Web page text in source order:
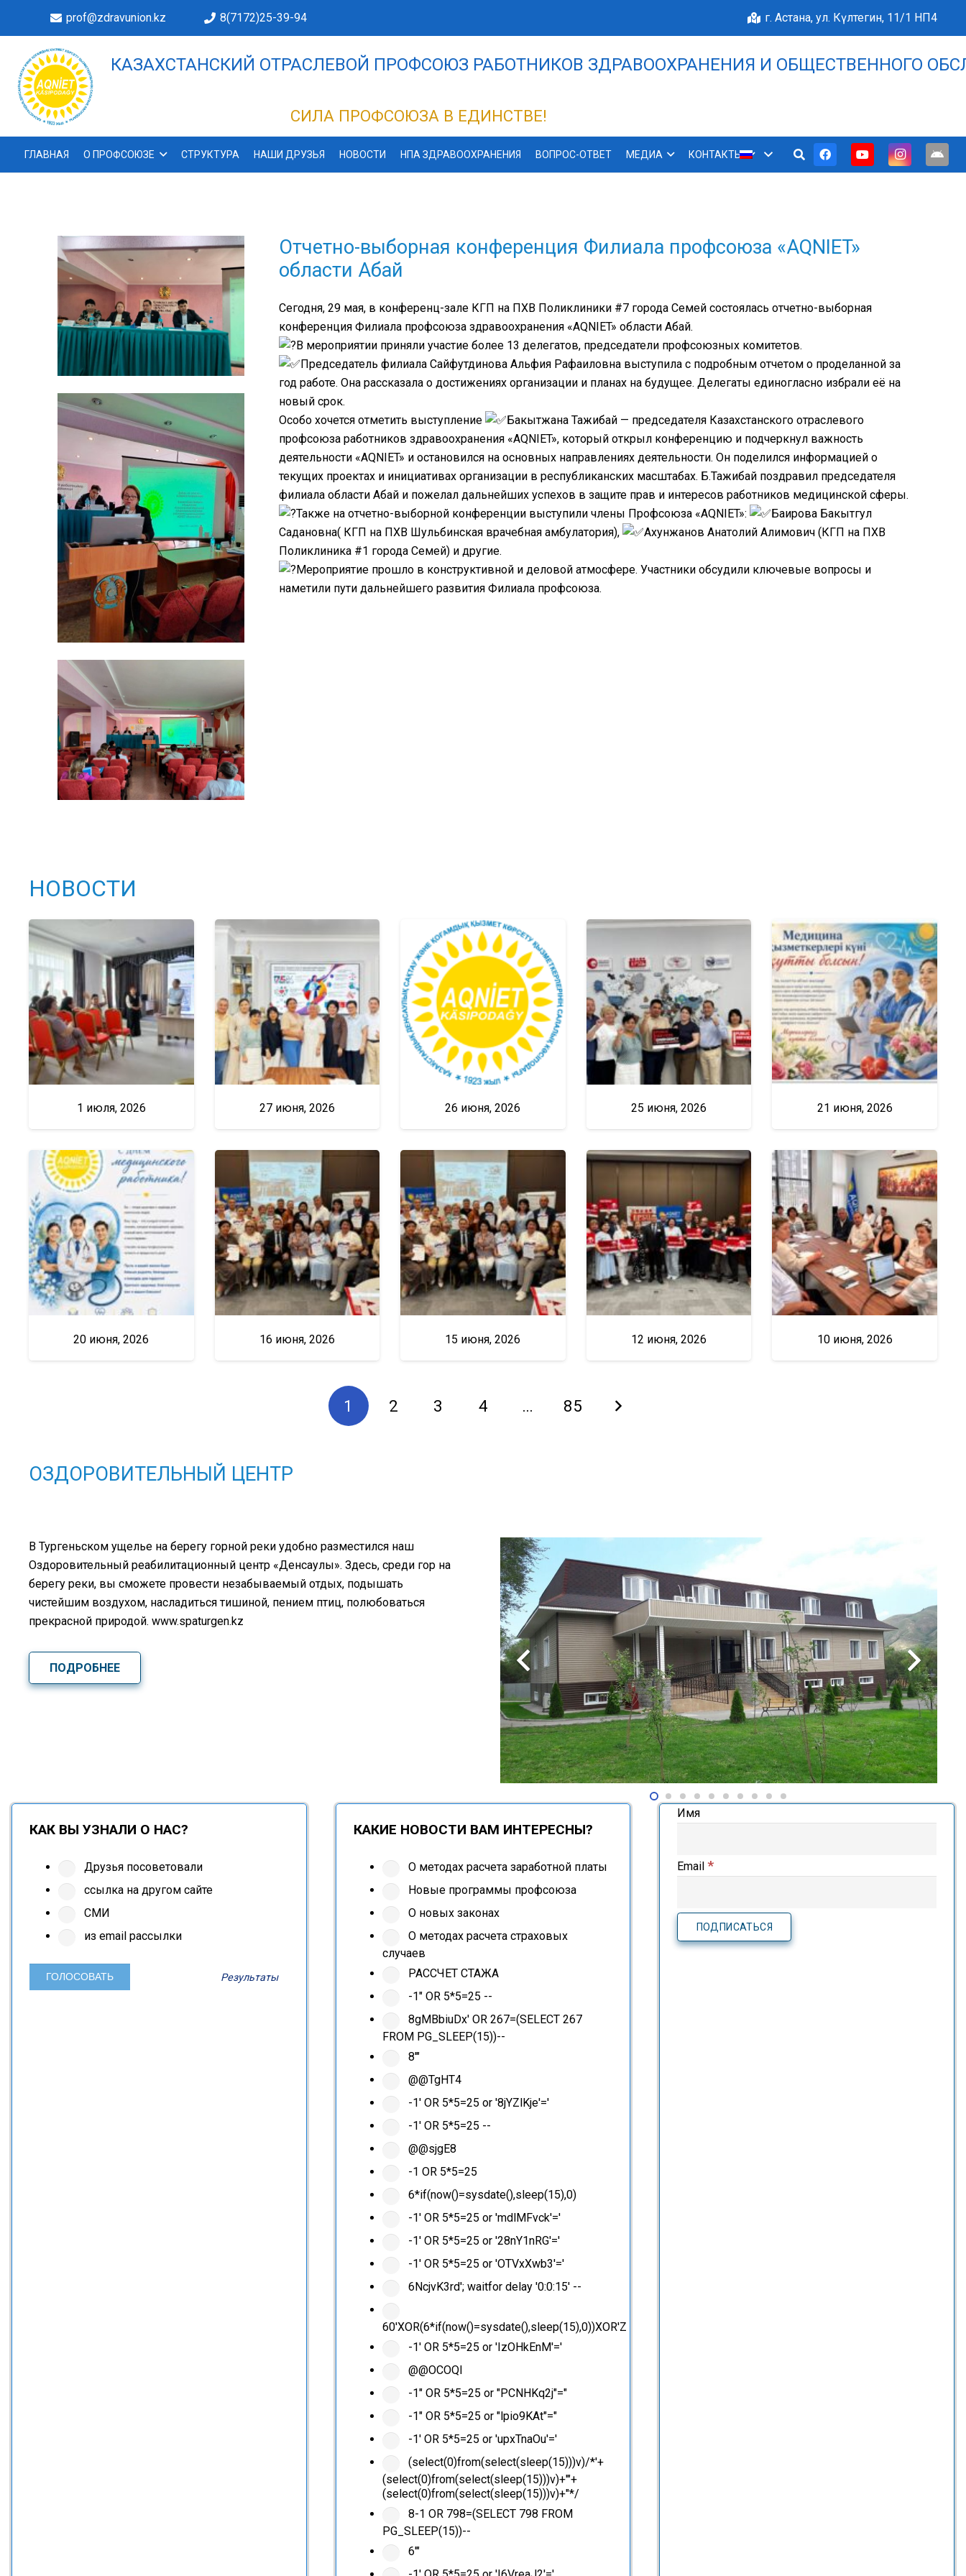
prof@zdravunion.kz 8(7172)25-39-94 г. Астана, ул. Күлтегин, 11/1 НП4
КАЗАХСТАНСКИЙ ОТРАСЛЕВОЙ ПРОФСОЮЗ РАБОТНИКОВ ЗДРАВООХРАНЕНИЯ И ОБЩЕСТВЕННОГО
СИЛА ПРОФСОЮЗА В ЕДИНСТВЕ!
ГЛАВНАЯ О ПРОФСОЮЗЕ СТРУКТУРА НАШИ ДРУЗЬЯ НОВОСТИ НПА ЗДРАВООХРАНЕНИЯ ВОПРОС-ОТВЕТ МЕДИА КОНТАКТЫ
Отчетно-выборная конференция Филиала профсоюза «AQNIET»
области Абай
Сегодня, 29 мая, в конференц-зале КГП на ПХВ Поликлиники #7 города Семей состоялась отчетно-выборная
конференция Филиала профсоюза здравоохранения «AQNIET» области Абай.
В мероприятии приняли участие более 13 делегатов, председатели профсоюзных комитетов.
Председатель филиала Сайфутдинова Альфия Рафаиловна выступила с подробным отчетом о проделанной за
год работе. Она рассказала о достижениях организации и планах на будущее. Делегаты единогласно избрали её на
новый срок.
Особо хочется отметить выступление
Бакытжана Тажибай — председателя Казахстанского отраслевого
профсоюза работников здравоохранения «AQNIET», который открыл конференцию и подчеркнул важность
деятельности «AQNIET» и остановился на основных направлениях деятельности. Он поделился информацией о
текущих проектах и инициативах организации в республиканских масштабах. Б.Тажибай поздравил председателя
филиала области Абай и пожелал дальнейших успехов в защите прав и интересов работников медицинской сферы.
Также на отчетно-выборной конференции выступили члены Профсоюза «AQNIET»:
Баирова Бакытгул
Садановна( КГП на ПХВ Шульбинская врачебная амбулатория),
Ахунжанов Анатолий Алимович (КГП на ПХВ
Поликлиника #1 города Семей) и другие.
Мероприятие прошло в конструктивной и деловой атмосфере. Участники обсудили ключевые вопросы и
наметили пути дальнейшего развития Филиала профсоюза.
НОВОСТИ
1 июля, 2026 27 июня, 2026 26 июня, 2026 25 июня, 2026 21 июня, 2026
20 июня, 2026 16 июня, 2026 15 июня, 2026 12 июня, 2026 10 июня, 2026
1 2 3 4 … 85
ОЗДОРОВИТЕЛЬНЫЙ ЦЕНТР
В Тургеньском ущелье на берегу горной реки удобно разместился наш
Оздоровительный реабилитационный центр «Денсаулық». Здесь, среди гор на
берегу реки, вы сможете провести незабываемый отдых, подышать
чистейшим воздухом, насладиться тишиной, пением птиц, полюбоваться
прекрасной природой. www.spaturgen.kz
ПОДРОБНЕЕ
КАК ВЫ УЗНАЛИ О НАС?
Друзья посоветовали
ссылка на другом сайте
СМИ
из email рассылки
Результаты
КАКИЕ НОВОСТИ ВАМ ИНТЕРЕСНЫ?
О методах расчета заработной платы
Новые программы профсоюза
О новых законах
О методах расчета страховых
случаев
РАССЧЕТ СТАЖА
-1" OR 5*5=25 --
8gMBbiuDx' OR 267=(SELECT 267
FROM PG_SLEEP(15))--
8'"
@@TgHT4
-1' OR 5*5=25 or '8jYZlKje'='
-1' OR 5*5=25 --
@@sjgE8
-1 OR 5*5=25
6*if(now()=sysdate(),sleep(15),0)
-1' OR 5*5=25 or 'mdlMFvck'='
-1' OR 5*5=25 or '28nY1nRG'='
-1' OR 5*5=25 or 'OTVxXwb3'='
6NcjvK3rd'; waitfor delay '0:0:15' --
60'XOR(6*if(now()=sysdate(),sleep(15),0))XOR'Z
-1' OR 5*5=25 or 'IzOHkEnM'='
@@OCOQl
-1" OR 5*5=25 or "PCNHKq2j"="
-1" OR 5*5=25 or "lpio9KAt"="
-1' OR 5*5=25 or 'upxTnaOu'='
(select(0)from(select(sleep(15)))v)/*'+
(select(0)from(select(sleep(15)))v)+'"+
(select(0)from(select(sleep(15)))v)+"*/
8-1 OR 798=(SELECT 798 FROM
PG_SLEEP(15))--
6'"
Имя
Email*